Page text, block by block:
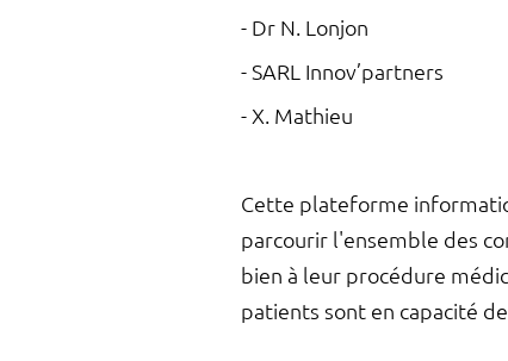
- Dr N. Lonjon
- SARL Innov’partners
- X. Mathieu
Cette plateforme
parcourir l'ensemble des
bien à leur procédure
patients sont en capacité